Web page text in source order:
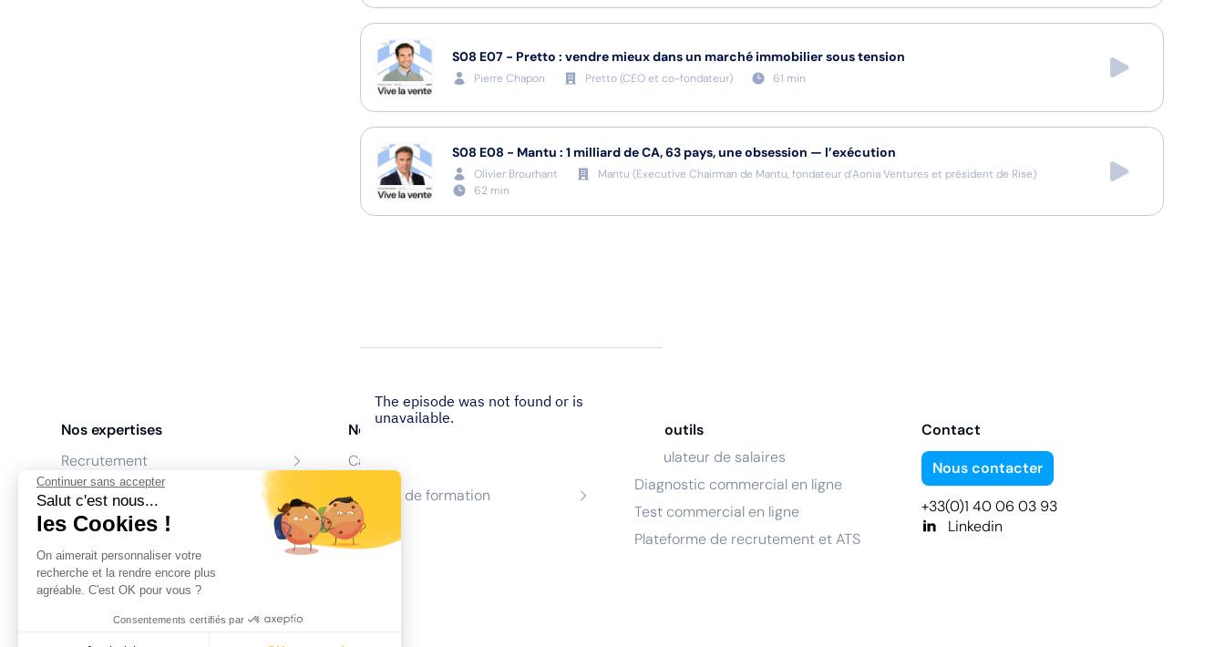
Continuer sans accepter
Salut c'est nous...
les Cookies !
On aimerait personnaliser votre
recherche et la rendre encore plus
agréable. C'est OK pour vous ?
Consentements certifiés par
S08 E07 - Pretto : vendre mieux dans un marché immobilier sous tension
Pierre Chapon Pretto(CEO et co-fondateur) 61 min
S08 E08 - Mantu : 1 milliard de CA, 63 pays, une obsession — l’exécution
Olivier Brourhant Mantu (Executive Chairman de Mantu, fondateur d’Aonia Ventures et président de Rise)
62 min
Nos expertises
Recrutement
Formation
Coaching
Conseil
Nos agences
Cabinet de recrutement
Centres de formation
Nos outils
Calculateur de salaires
Diagnostic commercial en ligne
Test commercial en ligne
Plateforme de recrutement et ATS
Contact
Nous contacter
+33(0)1 40 06 03 93
Linkedin